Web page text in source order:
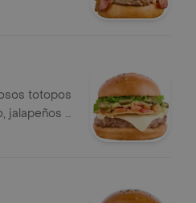
totopos
jalapeños y